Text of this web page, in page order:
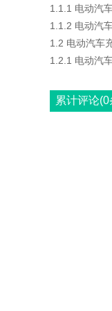
1.1.1 电动汽
1.1.2 电动汽
1.2 电动汽车
1.2.1 电动汽
累计评论(0